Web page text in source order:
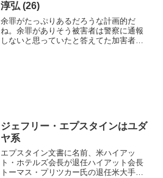
淳弘 (26)
余罪がたっぷりあるだろうな計画的だ
ね。余罪がありそう被害者は警察に通報
しないと思っていたと答えてた加害者が
ジェフリー・エプスタインはユダ
ヤ系
エプスタイン文書に名前、米ハイアッ
ト・ホテルズ会長が退任ハイアット会長
トーマス・プリツカー氏の退任米大手ホ